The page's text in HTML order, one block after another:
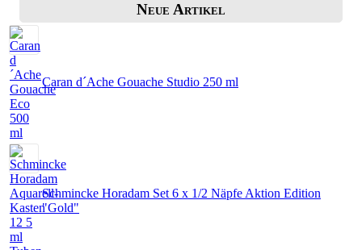
Neue Artikel
Caran d´Ache Gouache Studio 250 ml
Schmincke Horadam Set 6 x 1/2 Näpfe Aktion Edition
"Gold"